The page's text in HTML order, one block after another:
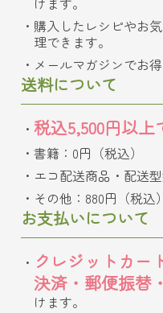
購入したレシピやお
理できます。
メールマガジンでお
送料について
税込5,500円以
書籍：0円（税込）
エコ配送商品・配送
その他：880円（税込）
お支払いについて
クレジットカー
決済・郵便振替
けます。